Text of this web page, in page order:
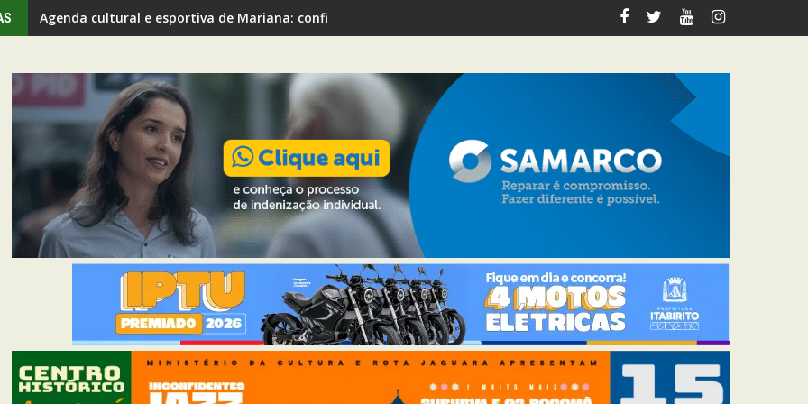
Agenda cultural e esportiva de Mariana: confira os eventos deste fim de semana